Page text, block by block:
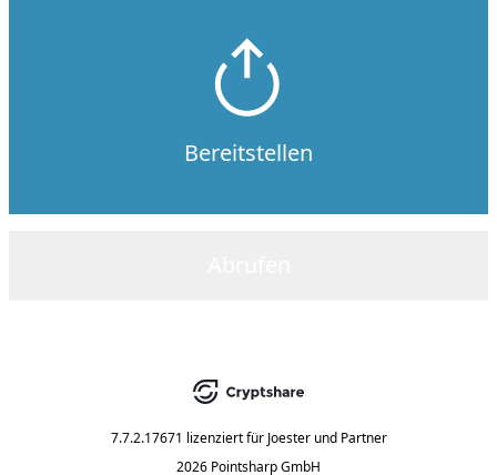
Bereitstellen
7.7.2.17671 lizenziert für Joester und Partner
2026 Pointsharp GmbH